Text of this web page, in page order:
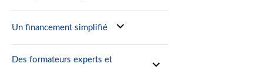
Un financement simplifié
Des formateurs experts et